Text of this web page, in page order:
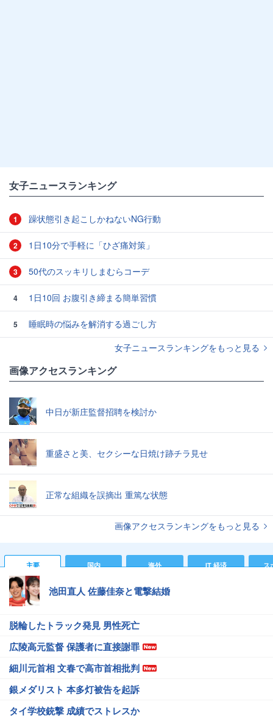
女子ニュースランキング
1 躁状態引き起こしかねないNG行動
2 1日10分で手軽に「ひざ痛対策」
3 50代のスッキリしまむらコーデ
4 1日10回 お腹引き締まる簡単習慣
5
睡眠時の悩みを解消する過ごし方
女子ニュースランキングをもっと見る
画像アクセスランキング
中日が新庄監督招聘を検討か
重盛さと美、セクシーな日焼け跡チラ見せ
正常な組織を誤摘出 重篤な状態
画像アクセスランキングをもっと見る
主要 国内 海外 IT 経済 ス
池田直人 佐藤佳奈と電撃結婚
脱輪したトラック発見 男性死亡
広陵高元監督 保護者に直接謝罪
細川元首相 文春で高市首相批判
銀メダリスト 本多灯被告を起訴
タイ学校銃撃 成績でストレスか